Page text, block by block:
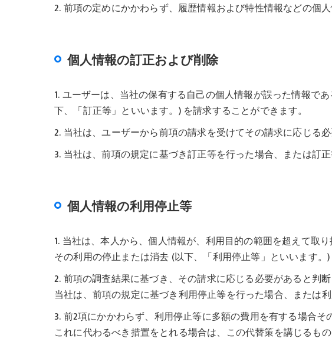
2. 前項の定めにかかわらず、履歴情報および特性情報などの個
個人情報の訂正および削除
1. ユーザーは、当社の保有する自己の個人情報が誤った情報で
下、「訂正等」といいます。) を請求することができます。
2. 当社は、ユーザーから前項の請求を受けてその請求に応じる
3. 当社は、前項の規定に基づき訂正等を行った場合、または訂
個人情報の利用停止等
1. 当社は、本人から、個人情報が、利用目的の範囲を超えて取
その利用の停止または消去 (以下、「利用停止等」といいます
2. 前項の調査結果に基づき、その請求に応じる必要があると判
当社は、前項の規定に基づき利用停止等を行った場合、または
3. 前2項にかかわらず、利用停止等に多額の費用を有する場合
これに代わるべき措置をとれる場合は、この代替策を講じるもの